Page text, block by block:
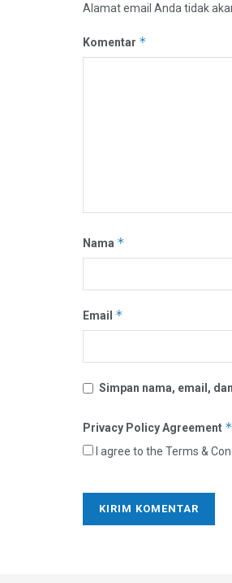
Alamat email Anda tidak
Komentar *
Nama *
Email *
Simpan nama, email,
Privacy Policy Agreement *
I agree to the Terms &